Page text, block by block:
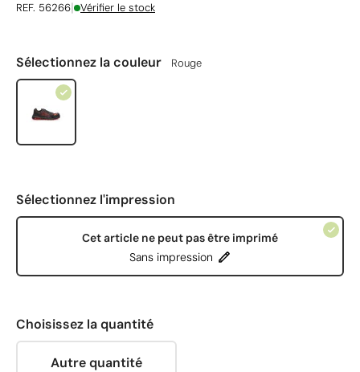
REF. 56266| Vérifier le stock
Sélectionnez la couleur Rouge
Sélectionnez l'impression
Cet article ne peut pas être imprimé
Sans impression
Choisissez la quantité
Autre quantité